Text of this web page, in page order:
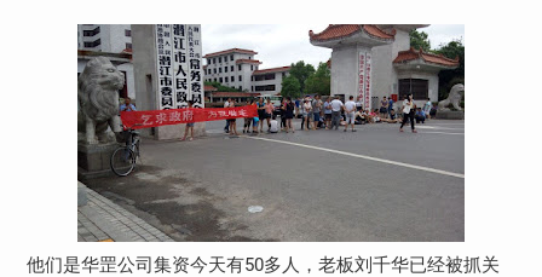
他们是华罡公司集资今天有50多人，老板刘千华已经被抓关